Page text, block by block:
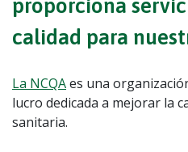
proporciona
calidad para
La NCQAes una
lucro dedicada a mejorar la
sanitaria.